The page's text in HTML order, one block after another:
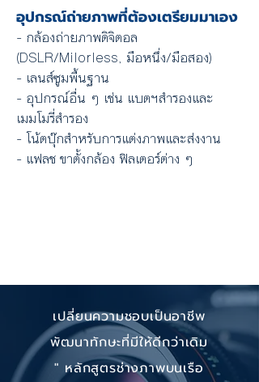
อุปกรณ์ถ่ายภาพที่ต้องเตรียมมาเอง
- กล้องถ่ายภาพดิจิตอล
(DSLR/Milorless, มือหนึ่ง/มือสอง)
- เลนส์ซูมพื้นฐาน
- อุปกรณ์อื่น ๆ เช่น แบตฯสํารองและ
เมมโมรี่สํารอง
- โน้ตบุ๊กสําหรับการแต่งภาพและส่งงาน
- แฟลช ขาตั้งกล้อง ฟิลเตอร์ต่าง ๆ
เปลี่ยนความชอบเป็นอาชีพ
พัฒนาทักษะที่มีให้ดีกว่าเดิม
" หลักสูตรช่างภาพบนเรือ